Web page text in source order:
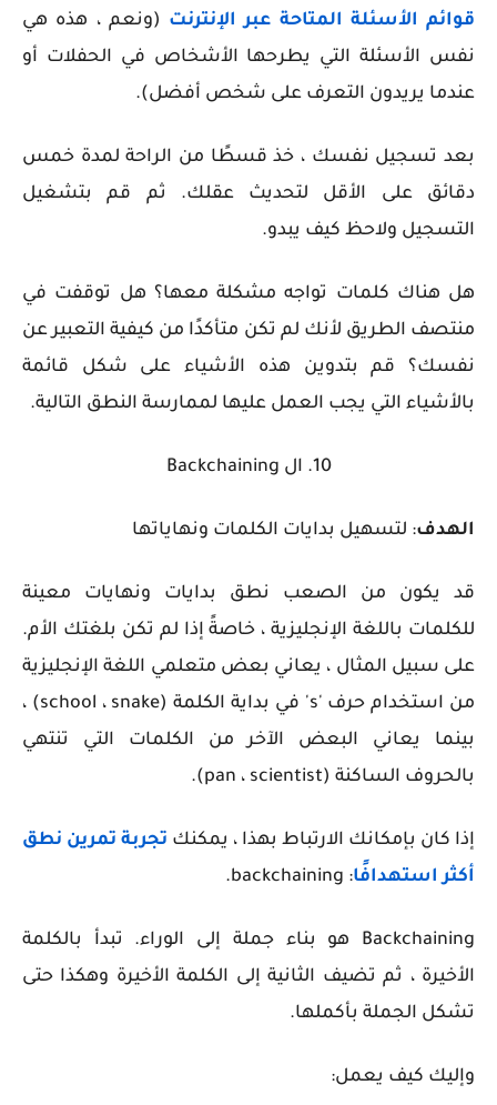
قوائم الأسئلة المتاحة عبر الإنترنت (ونعم ، هذه هي
نفس الأسئلة التي يطرحها الأشخاص في الحفلات أو
عندما يريدون التعرف على شخص أفضل).
بعد تسجيل نفسك ، خذ قسطًا من الراحة لمدة خمس
دقائق على الأقل لتحديث عقلك. ثم قم بتشغيل
التسجيل ولاحظ كيف يبدو.
هل هناك كلمات تواجه مشكلة معها؟ هل توقفت في
منتصف الطريق لأنك لم تكن متأكدًا من كيفية التعبير عن
نفسك؟ قم بتدوين هذه الأشياء على شكل قائمة
بالأشياء التي يجب العمل عليها لممارسة النطق التالية.
10. ال Backchaining
الهدف: لتسهيل بدايات الكلمات ونهاياتها
قد يكون من الصعب نطق بدايات ونهايات معينة
للكلمات باللغة الإنجليزية ، خاصةً إذا لم تكن بلغتك الأم.
على سبيل المثال ، يعاني بعض متعلمي اللغة الإنجليزية
من استخدام حرف 's' في بداية الكلمة (school ، snake) ،
بينما يعاني البعض الآخر من الكلمات التي تنتهي
بالحروف الساكنة (pan ، scientist).
إذا كان بإمكانك الارتباط بهذا ، يمكنك تجربة تمرين نطق
أكثر استهدافًا: backchaining.
Backchaining هو بناء جملة إلى الوراء. تبدأ بالكلمة
الأخيرة ، ثم تضيف الثانية إلى الكلمة الأخيرة وهكذا حتى
تشكل الجملة بأكملها.
وإليك كيف يعمل: